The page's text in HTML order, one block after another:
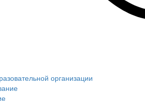
организации